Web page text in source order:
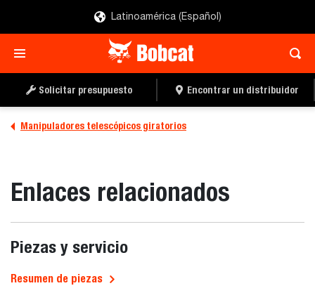
Latinoamérica (Español)
Solicitar presupuesto Encontrar un distribuidor
Manipuladores telescópicos giratorios
Enlaces relacionados
Piezas y servicio
Resumen de piezas